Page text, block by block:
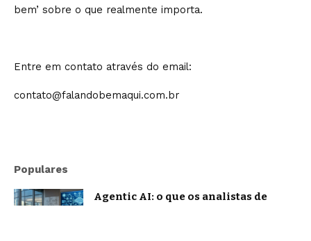
bem’ sobre o que realmente importa.
Entre em contato através do email:
contato@falandobemaqui.com.br
Populares
Agentic AI: o que os analistas de